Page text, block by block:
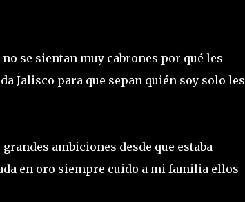
se sientan muy cabrones por qué les
Jalisco para que sepan quién soy solo les
ambiciones desde que estaba
en oro siempre cuido a mi familia ellos